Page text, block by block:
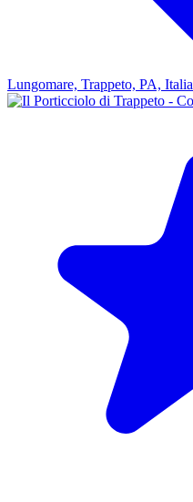
Lungomare, Trappeto, PA, Italia